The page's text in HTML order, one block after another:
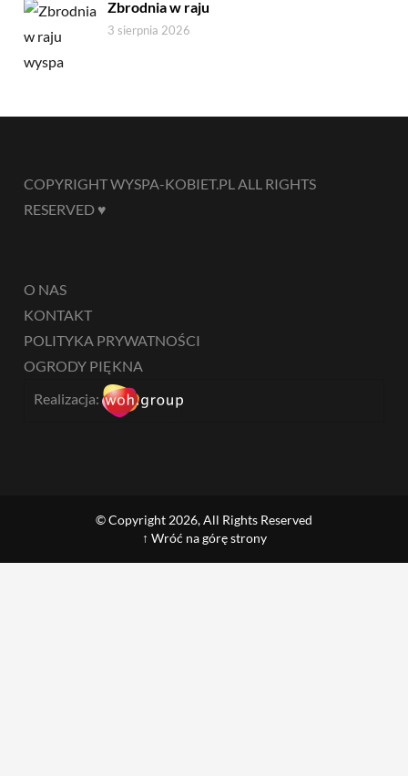
Zbrodnia w raju
3 sierpnia 2026
COPYRIGHT WYSPA-KOBIET.PL ALL RIGHTS
RESERVED ♥
O NAS
KONTAKT
POLITYKA PRYWATNOŚCI
OGRODY PIĘKNA
Realizacja:
© Copyright 2026, All Rights Reserved
↑ Wróć na górę strony